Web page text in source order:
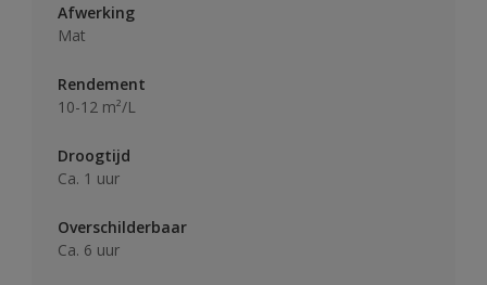
Afwerking
Mat
Rendement
10-12 m²/L
Droogtijd
Ca. 1 uur
Overschilderbaar
Ca. 6 uur